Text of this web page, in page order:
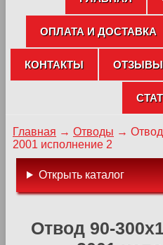
ОПЛАТА И ДОСТАВКА
КОНТАКТЫ ОТЗЫВЫ
Главная → Отводы →
2001 исполнение 2
Отвод 90-
Открыть каталог